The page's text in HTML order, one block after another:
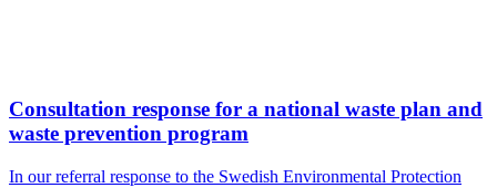
Consultation response for a national waste plan and
waste prevention program
In our referral response to the Swedish Environmental Protection